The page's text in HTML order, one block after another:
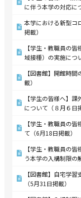
に伴う本学の対応に
本学における新型コ
掲載）
【学生・教職員の
域接種）の実施につ
【図書館】開館時
載）
【学生の皆様へ】
について（８月６日
【学生・教職員の
て（6月18日掲載）
【学生・教職員の
う本学の入構制限の
【図書館】自宅学
（5月31日掲載）